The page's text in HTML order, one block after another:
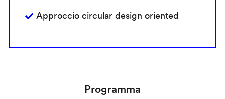
Approccio circular design oriented
Programma